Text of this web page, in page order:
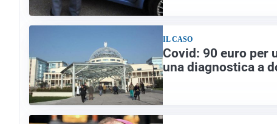
IL CASO
Covid: 90 euro per
una diagnostica a